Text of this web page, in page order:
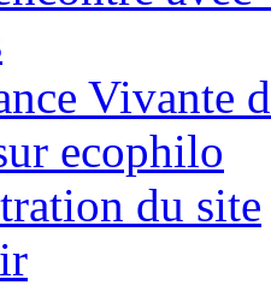
Vivante
ecophilo
du site